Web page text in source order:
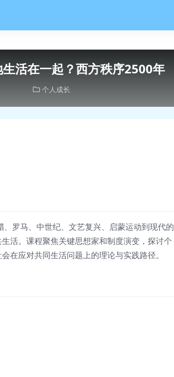
活在一起？西方秩序2500年
个人成长
罗马、中世纪、文艺复兴、启蒙运动到现代的
活。课程聚焦关键思想家和制度演变，探讨个
在应对共同生活问题上的理论与实践路径。